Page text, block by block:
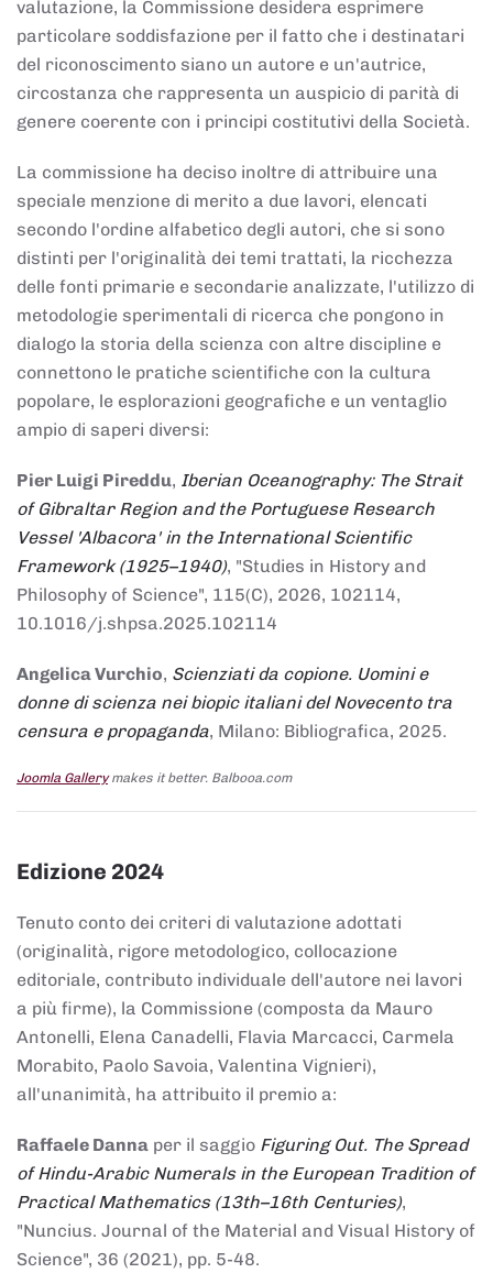
valutazione, la Commissione desidera esprimere
particolare soddisfazione per il fatto che i destinatari
del riconoscimento siano un autore e un'autrice,
circostanza che rappresenta un auspicio di parità di
genere coerente con i principi costitutivi della Società.
La commissione ha deciso inoltre di attribuire una
speciale menzione di merito a due lavori, elencati
secondo l'ordine alfabetico degli autori, che si sono
distinti per l'originalità dei temi trattati, la ricchezza
delle fonti primarie e secondarie analizzate, l'utilizzo di
metodologie sperimentali di ricerca che pongono in
dialogo la storia della scienza con altre discipline e
connettono le pratiche scientifiche con la cultura
popolare, le esplorazioni geografiche e un ventaglio
ampio di saperi diversi:
Pier Luigi Pireddu, Iberian Oceanography: The Strait
of Gibraltar Region and the Portuguese Research
Vessel 'Albacora' in the International Scientific
Framework (1925–1940), "Studies in History and
Philosophy of Science", 115(C), 2026, 102114,
10.1016/j.shpsa.2025.102114
Angelica Vurchio, Scienziati da copione. Uomini e
donne di scienza nei biopic italiani del Novecento tra
censura e propaganda, Milano: Bibliografica, 2025.
Joomla Gallerymakes it better. Balbooa.com
Edizione 2024
Tenuto conto dei criteri di valutazione adottati
(originalità, rigore metodologico, collocazione
editoriale, contributo individuale dell'autore nei lavori
a più firme), la Commissione (composta da Mauro
Antonelli, Elena Canadelli, Flavia Marcacci, Carmela
Morabito, Paolo Savoia, Valentina Vignieri),
all'unanimità, ha attribuito il premio a:
Raffaele Danna per il saggio Figuring Out. The Spread
of Hindu-Arabic Numerals in the European Tradition of
Practical Mathematics (13th–16th Centuries),
"Nuncius. Journal of the Material and Visual History of
Science", 36 (2021), pp. 5-48.